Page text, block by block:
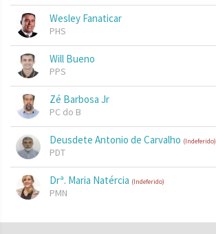
Wesley Fanaticar
PHS
Will Bueno
PPS
Zé Barbosa Jr
PC do B
Deusdete Antonio de Carvalho (Indeferido)
PDT
Drª. Maria Natércia (Indeferido)
PMN